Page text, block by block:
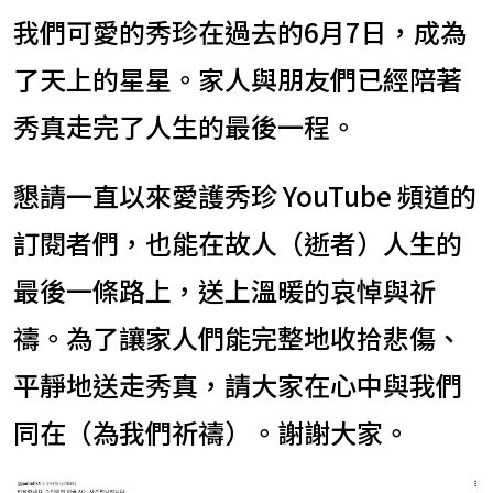
我們可愛的秀珍在過去的6月7日，成為
了天上的星星。家人與朋友們已經陪著
秀真走完了人生的最後一程。
懇請一直以來愛護秀珍 YouTube 頻道的
訂閱者們，也能在故人（逝者）人生的
最後一條路上，送上溫暖的哀悼與祈
禱。為了讓家人們能完整地收拾悲傷、
平靜地送走秀真，請大家在心中與我們
同在（為我們祈禱）。謝謝大家。